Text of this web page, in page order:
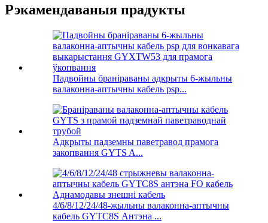
Рэкамендаваныя прадукты
Падвойны браніраваны адкрыты 6-жыльны
валаконна-аптычны кабель psp...
Адкрыты падземны паветравод прамога
закопвання GYTS A...
4/6/8/12/24/48-жыльны валаконна-аптычны
кабель GYTC8S Антэна ...